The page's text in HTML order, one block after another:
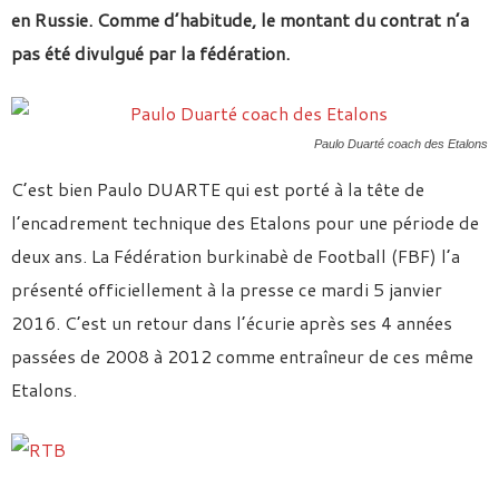
en Russie. Comme d’habitude, le montant du contrat n’a
pas été divulgué par la fédération.
Paulo Duarté coach des Etalons
C’est bien Paulo DUARTEqui est porté à la tête de
l’encadrement technique des Etalons pour une période de
deux ans. La Fédération burkinabè de Football (FBF) l’a
présenté officiellement à la presse ce mardi 5 janvier
2016. C’est un retour dans l’écurie après ses 4 années
passées de 2008 à 2012 comme entraîneur de ces même
Etalons.